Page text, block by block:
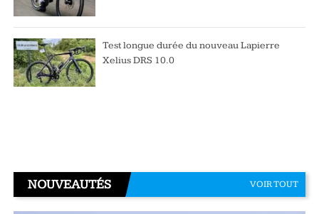
Test longue durée du nouveau Lapierre
Xelius DRS 10.0
NOUVEAUTÉS VOIR TOUT